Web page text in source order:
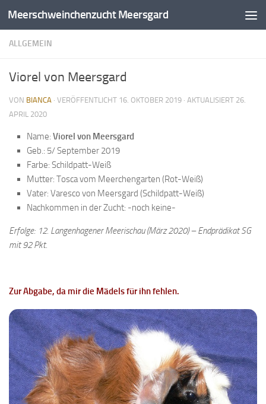
Zum Inhalt springen
Meerschweinchenzucht Meersgard
ALLGEMEIN
Viorel von Meersgard
VON BIANCA · VERÖFFENTLICHT 16. OKTOBER 2019 · AKTUALISIERT 26.
APRIL 2020
Name: Viorel von Meersgard
Geb.: 5/ September 2019
Farbe: Schildpatt-Weiß
Mutter: Tosca vom Meerchengarten (Rot-Weiß)
Vater: Varesco von Meersgard (Schildpatt-Weiß)
Nachkommen in der Zucht: -noch keine-
Erfolge: 12. Langenhagener Meerischau (März 2020) – Endprädikat SG
mit 92 Pkt.
Zur Abgabe, da mir die Mädels für ihn fehlen.